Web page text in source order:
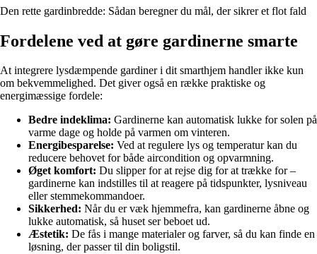
Den rette gardinbredde: Sådan beregner du mål, der sikrer et flot fald
Fordelene ved at gøre gardinerne smarte
At integrere lysdæmpende gardiner i dit smarthjem handler ikke kun
om bekvemmelighed. Det giver også en række praktiske og
energimæssige fordele:
Bedre indeklima: Gardinerne kan automatisk lukke for solen på
varme dage og holde på varmen om vinteren.
Energibesparelse: Ved at regulere lys og temperatur kan du
reducere behovet for både aircondition og opvarmning.
Øget komfort: Du slipper for at rejse dig for at trække for –
gardinerne kan indstilles til at reagere på tidspunkter, lysniveau
eller stemmekommandoer.
Sikkerhed: Når du er væk hjemmefra, kan gardinerne åbne og
lukke automatisk, så huset ser beboet ud.
Æstetik: De fås i mange materialer og farver, så du kan finde en
løsning, der passer til din boligstil.